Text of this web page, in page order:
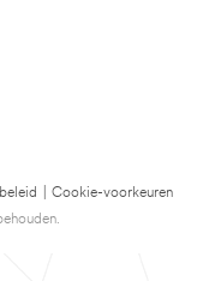
Cookie-voorkeuren